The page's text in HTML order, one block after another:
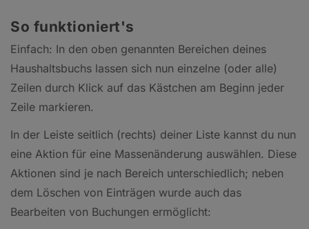
So funktioniert's
Einfach: In den oben genannten Bereichen deines
Haushaltsbuchs lassen sich nun einzelne (oder alle)
Zeilen durch Klick auf das Kästchen am Beginn jeder
Zeile markieren.
In der Leiste seitlich (rechts) deiner Liste kannst du nun
eine Aktion für eine Massenänderung auswählen. Diese
Aktionen sind je nach Bereich unterschiedlich; neben
dem Löschen von Einträgen wurde auch das
Bearbeiten von Buchungen ermöglicht: